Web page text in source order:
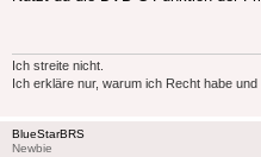
Ich streite nicht.
Ich erkläre nur, warum ich Recht habe und
BlueStarBRS
Newbie